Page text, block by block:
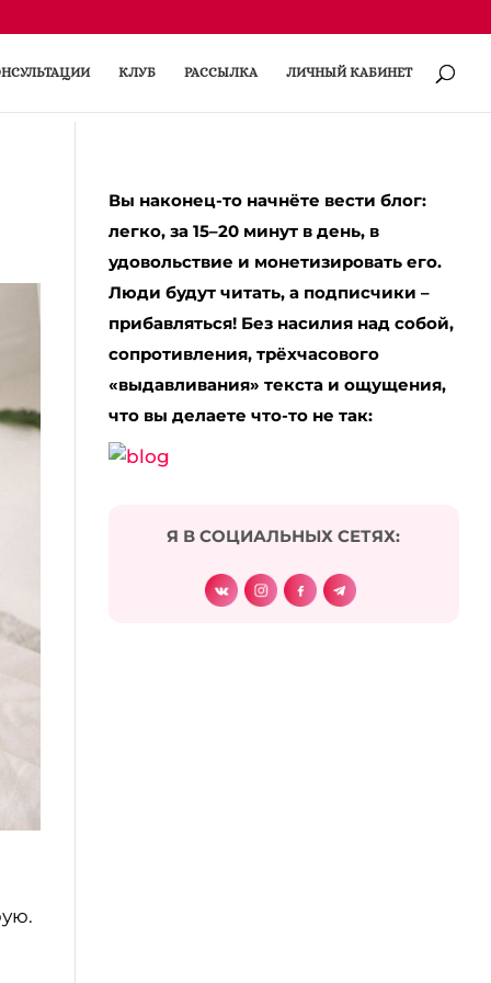
КЛУБ РАССЫЛКА ЛИЧНЫЙ КАБИНЕТ
Вы наконец-то начнёте вести блог:
легко, за 15–20 минут в день, в
удовольствие и монетизировать его.
Люди будут читать, а подписчики –
прибавляться! Без насилия над собой,
сопротивления, трёхчасового
«выдавливания» текста и ощущения,
что вы делаете что-то не так:
Я В СОЦИАЛЬНЫХ СЕТЯХ: